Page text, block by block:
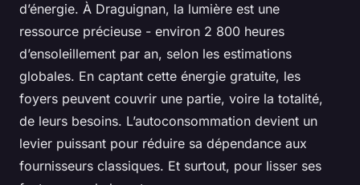
d’énergie. À Draguignan, la lumière est une
ressource précieuse - environ 2 800 heures
d’ensoleillement par an, selon les estimations
globales. En captant cette énergie gratuite, les
foyers peuvent couvrir une partie, voire la totalité,
de leurs besoins. L’autoconsommation devient un
levier puissant pour réduire sa dépendance aux
fournisseurs classiques. Et surtout, pour lisser ses